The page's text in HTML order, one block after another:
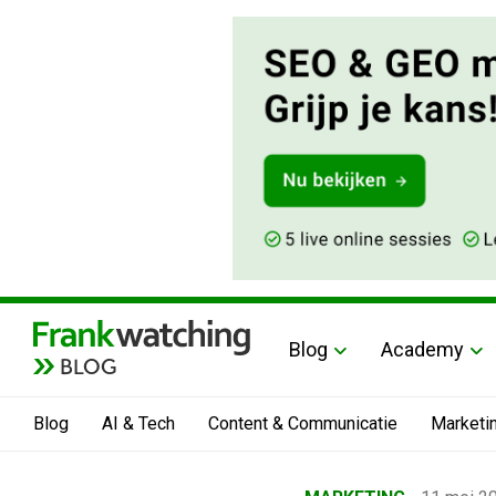
BLOG
Blog Academy
Blog AI & Tech Content & Communicatie